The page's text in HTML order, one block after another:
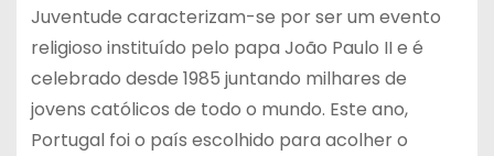
Juventude caracterizam-se por ser um evento
religioso instituído pelo papa João Paulo II e é
celebrado desde 1985 juntando milhares de
jovens católicos de todo o mundo. Este ano,
Portugal foi o país escolhido para acolher o